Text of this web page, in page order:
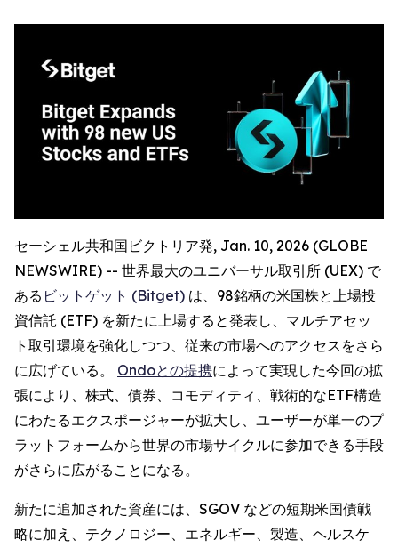
セーシェル共和国ビクトリア発, Jan. 10, 2026 (GLOBE
NEWSWIRE) -- 世界最大のユニバーサル取引所 (UEX) で
ある ビットゲット (Bitget) は、98銘柄の米国株と上場投
資信託 (ETF) を新たに上場すると発表し、マルチアセッ
ト取引環境を強化しつつ、従来の市場へのアクセスをさら
に広げている。 Ondoとの提携によって実現した今回の拡
張により、株式、債券、コモディティ、戦術的なETF構造
にわたるエクスポージャーが拡大し、ユーザーが単一のプ
ラットフォームから世界の市場サイクルに参加できる手段
がさらに広がることになる。
新たに追加された資産には、SGOV などの短期米国債戦
略に加え、テクノロジー、エネルギー、製造、ヘルスケ